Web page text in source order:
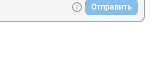
Отправить